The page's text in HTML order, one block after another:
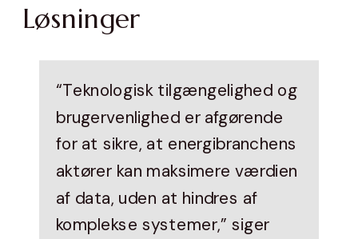
Løsninger
“Teknologisk tilgængelighed og
brugervenlighed er afgørende
for at sikre, at energibranchens
aktører kan maksimere værdien
af data, uden at hindres af
komplekse systemer,” siger